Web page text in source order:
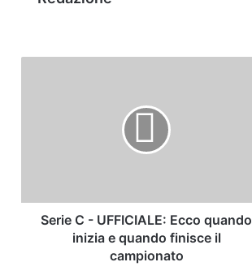
quando
finisceSerie C - UFFICIALE: Ecco quando
inizia e quando finisce il
campionato